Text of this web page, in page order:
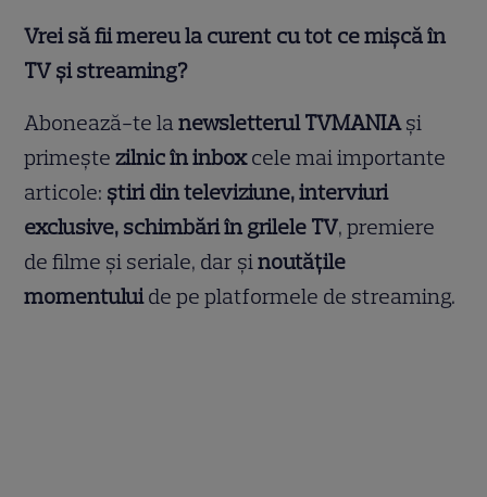
Vrei să fii mereu la curent cu tot ce mișcă în
TV și streaming?
Abonează-te lanewsletterul TVMANIAși
primește zilnic în inboxcele mai importante
articole: știri din televiziune, interviuri
exclusive, schimbări în grilele TV, premiere
de filme și seriale, dar șinoutățile
momentuluide pe platformele de streaming.